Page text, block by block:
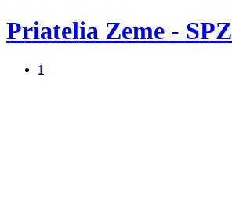
Priatelia Zeme - SPZ
1